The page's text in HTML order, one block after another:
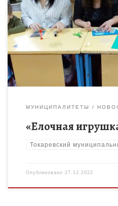
В преддверии новогоднего
Токаревского Дома детского
провела с обучающимися и их
«Елочная игрушка», которую
МУНИЦИПАЛИТЕТЫ
«Елочная
Токаревский
Опубликовано 27.12.2022